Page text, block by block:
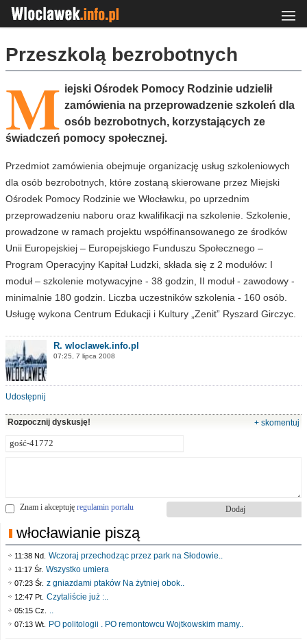
Przeszkolą bezrobotnych
M iejski Ośrodek Pomocy Rodzinie udzielił
zamówienia na przeprowadzenie szkoleń dla
osób bezrobotnych, korzystających ze
świadczeń pomocy społecznej.
Przedmiot zamówienia obejmuje organizację usług szkoleniowych
dla osób bezrobotnych, które zostaną skierowane przez Miejski
Ośrodek Pomocy Rodzinie we Włocławku, po uprzednim
przeprowadzeniu naboru oraz kwalifikacji na szkolenie. Szkolenie,
prowadzone w ramach projektu współfinansowanego ze środków
Unii Europejskiej – Europejskiego Funduszu Społecznego –
Program Operacyjny Kapitał Ludzki, składa się z 2 modułów: I
moduł – szkolenie motywacyjne - 38 godzin, II moduł - zawodowy -
minimalnie 180 godzin. Liczba uczestników szkolenia - 160 osób.
Usługę wykona Centrum Edukacji i Kultury „Zenit” Ryszard Girczyc.
R. wloclawek.info.pl
07:25, 7 lipca 2008
Udostępnij
Rozpocznij dyskusję! + skomentuj
Znam i akceptuję regulamin portalu
włocławianie piszą
11:38 Nd. Wczoraj przechodząc przez park na Słodowie..
11:17 Śr. Wszystko umiera
07:23 Śr. z gniazdami ptaków Na żytniej obok..
12:47 Pt. Czytaliście już :..
05:15 Cz. ..
07:13 Wt. PO politologii . PO remontowcu Wojtkowskim mamy..